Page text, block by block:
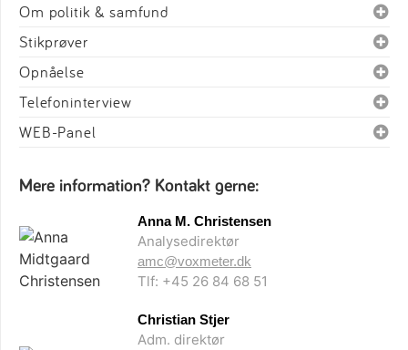
Om politik & samfund
Stikprøver
Opnåelse
Telefoninterview
WEB-Panel
Mere information? Kontakt gerne:
Anna M. Christensen
Analysedirektør
amc@voxmeter.dk
Tlf: +45 26 84 68 51
Christian Stjer
Adm. direktør